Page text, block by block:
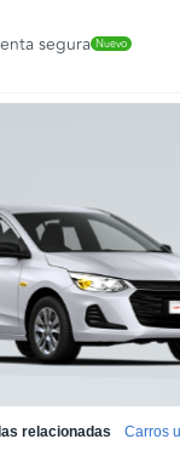
segura Nuevo
relacionadas Carros